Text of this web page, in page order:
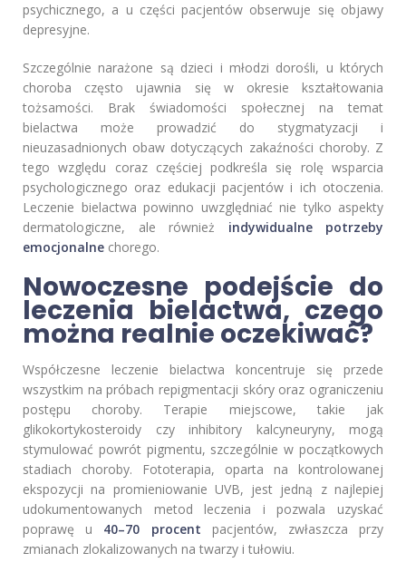
psychicznego, a u części pacjentów obserwuje się objawy
depresyjne.
Szczególnie narażone są dzieci i młodzi dorośli, u których
choroba często ujawnia się w okresie kształtowania
tożsamości. Brak świadomości społecznej na temat
bielactwa może prowadzić do stygmatyzacji i
nieuzasadnionych obaw dotyczących zakaźności choroby. Z
tego względu coraz częściej podkreśla się rolę wsparcia
psychologicznego oraz edukacji pacjentów i ich otoczenia.
Leczenie bielactwa powinno uwzględniać nie tylko aspekty
dermatologiczne, ale również indywidualne potrzeby
emocjonalne chorego.
Nowoczesne podejście do
leczenia bielactwa, czego
można realnie oczekiwać?
Współczesne leczenie bielactwa koncentruje się przede
wszystkim na próbach repigmentacji skóry oraz ograniczeniu
postępu choroby. Terapie miejscowe, takie jak
glikokortykosteroidy czy inhibitory kalcyneuryny, mogą
stymulować powrót pigmentu, szczególnie w początkowych
stadiach choroby. Fototerapia, oparta na kontrolowanej
ekspozycji na promieniowanie UVB, jest jedną z najlepiej
udokumentowanych metod leczenia i pozwala uzyskać
poprawę u 40–70 procent pacjentów, zwłaszcza przy
zmianach zlokalizowanych na twarzy i tułowiu.